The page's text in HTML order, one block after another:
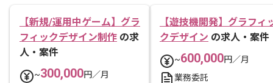
【新規/運用中ゲーム】グラ
フィックデザイン制作 の求
人・案件
~300,000円／月
【遊技機開発】グラフィ
クデザイン の求人・案件
~600,000円／月
業務委託